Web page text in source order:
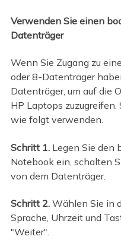
Verwenden Sie einen
Datenträger
Wenn Sie Zugang zu
oder 8-Datenträger
Datenträger, um auf die
HP Laptops
wie folgt verwenden.
Schritt 1. Legen Sie den
Notebook ein, schalten
von dem Datenträger.
Schritt 2. Wählen Sie in
Sprache, Uhrzeit und
"Weiter".